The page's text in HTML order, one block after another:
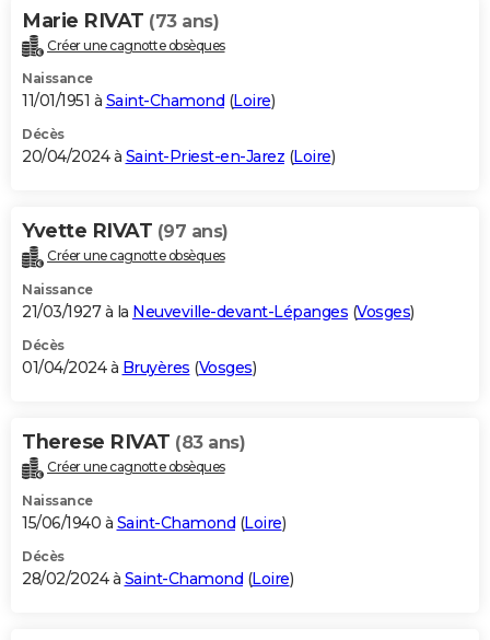
Marie RIVAT (73 ans)
Créer une cagnotte obsèques
Naissance
11/01/1951 à Saint-Chamond (Loire)
Décès
20/04/2024 à Saint-Priest-en-Jarez (Loire)
Yvette RIVAT (97 ans)
Créer une cagnotte obsèques
Naissance
21/03/1927 à la Neuveville-devant-Lépanges (Vosges)
Décès
01/04/2024 à Bruyères (Vosges)
Therese RIVAT (83 ans)
Créer une cagnotte obsèques
Naissance
15/06/1940 à Saint-Chamond (Loire)
Décès
28/02/2024 à Saint-Chamond (Loire)